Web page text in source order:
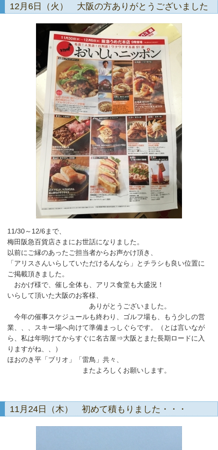
12月6日（火） 大阪の方ありがとうございました
11/30～12/6まで、
梅田阪急百貨店さまにお世話になりました。
以前にご縁のあったご担当者からお声かけ頂き、
「アリスさんいらしていただけるんなら」とチラシも良い位置に
ご掲載頂きました。
おかげ様で、催し全体も、アリス食堂も大盛況！
いらして頂いた大阪のお客様、
ありがとうございました。
今年の催事スケジュールも終わり、ゴルフ場も、もう少しの営
業、、、スキー場へ向けて準備まっしぐらです。（とは言いなが
ら、私は年明けてからすぐに名古屋⇒大阪とまた長期ロードに入
りますがね、、）
ほおのき平「ブリオ」「雷鳥」共々、
またよろしくお願いします。
11月24日（木） 初めて積もりました・・・